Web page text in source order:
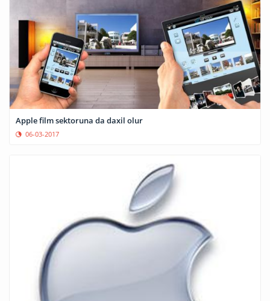
Apple film sektoruna da daxil olur
06-03-2017